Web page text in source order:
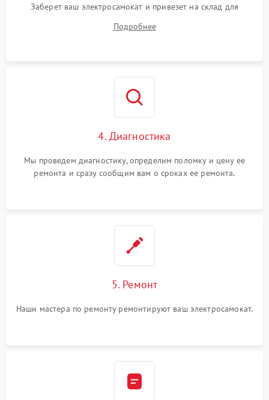
Заберет ваш электросамокат и привезет на склад для
Подробнее
4. Диагностика
Мы проведем диагностику, определим поломку и цену ее
ремонта и сразу сообщим вам о сроках ее ремонта.
5. Ремонт
Наши мастера по ремонту ремонтируют ваш электросамокат.